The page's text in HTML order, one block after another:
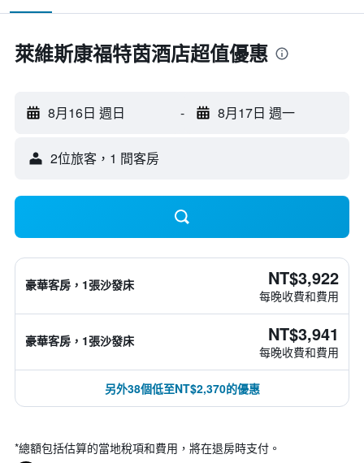
萊維斯康福特茵酒店超值優惠
8月16日 週日 - 8月17日 週一
2位旅客，1 間客房
豪華客房，1張沙發床 NT$3,922
每晚收費和費用
豪華客房，1張沙發床 NT$3,941
每晚收費和費用
另外38個低至NT$2,370的優惠
*總額包括估算的當地稅項和費用，將在退房時支付。